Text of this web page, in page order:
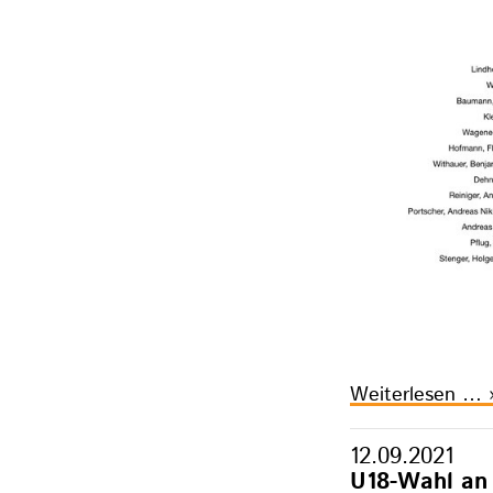
Weiterlesen …
12.09.2021
U18-Wahl